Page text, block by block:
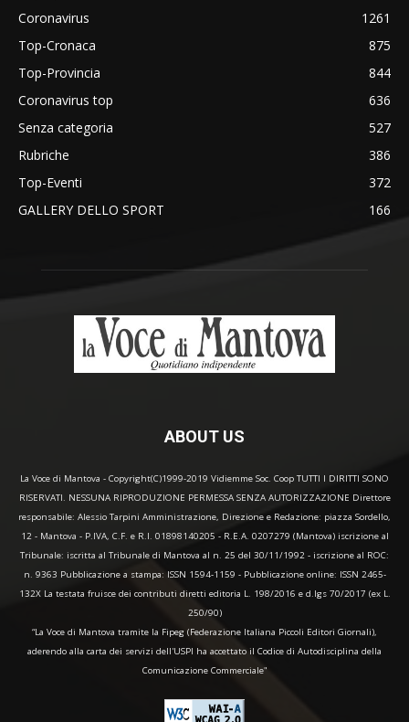
Coronavirus
1261
Top-Cronaca
875
Top-Provincia
844
Coronavirus top
636
Senza categoria
527
Rubriche
386
Top-Eventi
372
GALLERY DELLO SPORT
166
ABOUT US
La Voce di Mantova - Copyright(C)1999-2019 Vidiemme Soc. Coop TUTTI I DIRITTI SONO
RISERVATI. NESSUNA RIPRODUZIONE PERMESSA SENZA AUTORIZZAZIONE Direttore
responsabile: Alessio Tarpini Amministrazione, Direzione e Redazione: piazza Sordello,
12 - Mantova - P.IVA, C.F. e R.I. 01898140205 - R.E.A. 0207279 (Mantova) iscrizione al
Tribunale: iscritta al Tribunale di Mantova al n. 25 del 30/11/1992 - iscrizione al ROC:
n. 9363 Pubblicazione a stampa: ISSN 1594-1159 - Pubblicazione online: ISSN 2465-
132X La testata fruisce dei contributi diretti editoria L. 198/2016 e d.lgs 70/2017 (ex L.
250/90)
“La Voce di Mantova tramite la Fipeg (Federazione Italiana Piccoli Editori Giornali),
aderendo alla carta dei servizi dell'USPI ha accettato il Codice di Autodisciplina della
Comunicazione Commerciale"